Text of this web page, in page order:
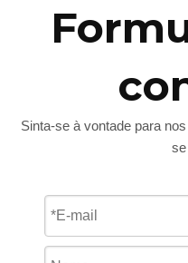
Sinta-se à vontade para
se